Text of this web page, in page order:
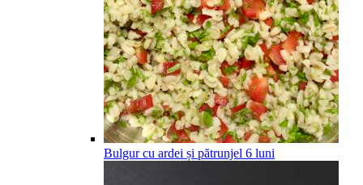
Bulgur cu ardei și pătrunjel 6 luni